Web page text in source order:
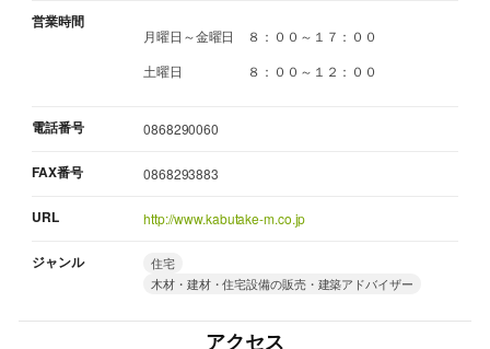
営業時間
月曜日～金曜日 ８：００～１７：００
土曜日 ８：００～１２：００
電話番号 0868290060
FAX番号 0868293883
URL http://www.kabutake-m.co.jp
ジャンル
住宅
木材・建材・住宅設備の販売・建築アドバイザー
アクセス